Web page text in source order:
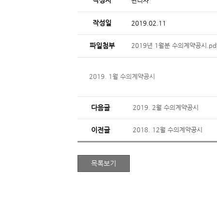
작성일 2019.02.11
파일첨부 2019년 1월분 수의계약공시
2019. 1월 수의계약공시
다음글 2019. 2월 수의계약공시
이전글 2018. 12월 수의계약공시